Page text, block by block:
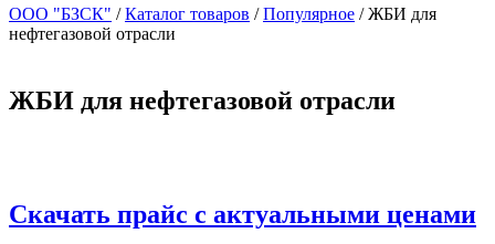
ООО "БЗСК" /Каталог товаров /Популярное /ЖБИ для
нефтегазовой отрасли
ЖБИ для нефтегазовой отрасли
Скачать прайс с актуальными ценами